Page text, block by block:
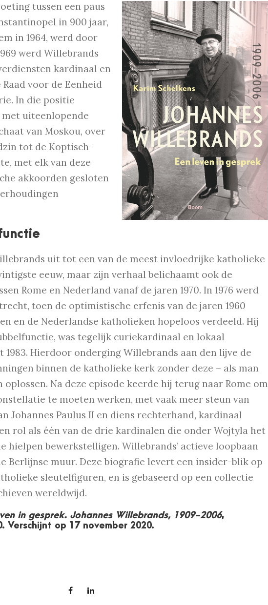
tussen een paus
in 900 jaar,
in 1964, werd door
werd Willebrands
kardinaal en
voor de Eenheid
In die positie
uiteenlopende
van Moskou, over
tot de Koptisch-
met elk van deze
akkoorden gesloten
uit tot een van de meest invloedrijke katholieke
eeuw, maar zijn verhaal belichaamt ook de
Rome en Nederland vanaf de jaren 1970. In 1976 werd
toen de optimistische erfenis van de jaren 1960
en de Nederlandse katholieken hopeloos verdeeld. Hij
was tegelijk curiekardinaal en lokaal
1983. Hierdoor onderging Willebrands aan den lijve de
binnen de katholieke kerk zonder deze – als man
Na deze episode keerde hij terug naar Rome om
te moeten werken, met vaak meer steun van
Johannes Paulus II en diens rechterhand, kardinaal
rol als één van de drie kardinalen die onder Wojtyla het
hielpen bewerkstelligen. Willebrands’ actieve loopbaan
Berlijnse muur. Deze biografie levert een insider-blik op
sleutelfiguren, en is gebaseerd op een collectie
wereldwijd.
in gesprek. Johannes Willebrands, 1909-2006,
Verschijnt op 17 november 2020.